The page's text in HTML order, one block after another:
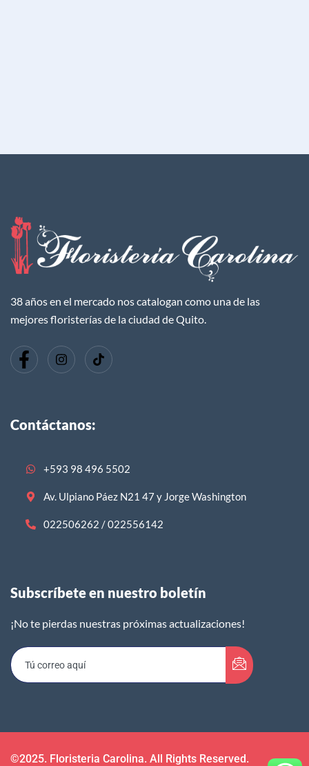
38 años en el mercado nos catalogan como una de las
mejores floristerías de la ciudad de Quito.
Contáctanos:
+593 98 496 5502
Av. Ulpiano Páez N21 47 y Jorge Washington
022506262 / 022556142
Subscríbete en nuestro boletín​
¡No te pierdas nuestras próximas actualizaciones!
©2025. Floristeria Carolina. All Rights Reserved.